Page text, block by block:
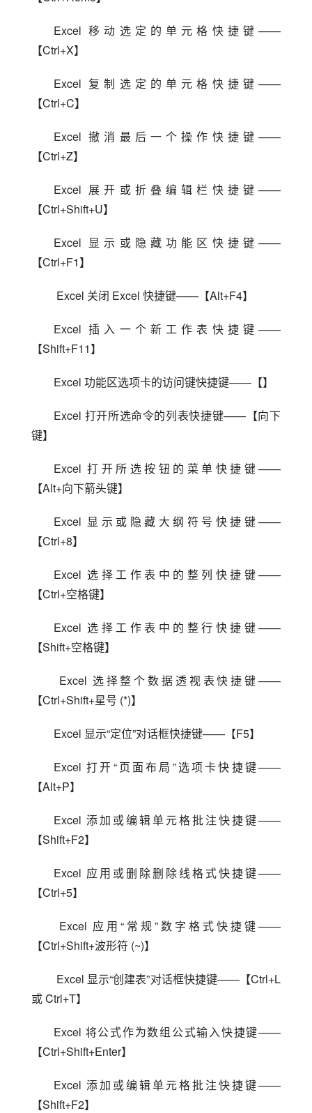
Excel 移动选定的单元格快捷键——
【Ctrl+X】
Excel 复制选定的单元格快捷键——
【Ctrl+C】
Excel 撤消最后一个操作快捷键——
【Ctrl+Z】
Excel 展开或折叠编辑栏快捷键——
【Ctrl+Shift+U】
Excel 显示或隐藏功能区快捷键——
【Ctrl+F1】
Excel 关闭 Excel 快捷键——【Alt+F4】
Excel 插入一个新工作表快捷键——
【Shift+F11】
Excel 功能区选项卡的访问键快捷键——【】
Excel 打开所选命令的列表快捷键——【向下
键】
Excel 打开所选按钮的菜单快捷键——
【Alt+向下箭头键】
Excel 显示或隐藏大纲符号快捷键——
【Ctrl+8】
Excel 选择工作表中的整列快捷键——
【Ctrl+空格键】
Excel 选择工作表中的整行快捷键——
【Shift+空格键】
【Ctrl+Shift+星号 (*)】
Excel 显示“定位”对话框快捷键——【F5】
Excel 打开“页面布局”选项卡快捷键——
【Alt+P】
Excel 添加或编辑单元格批注快捷键——
【Shift+F2】
Excel 应用或删除删除线格式快捷键——
【Ctrl+5】
【Ctrl+Shift+波形符 (~)】
或 Ctrl+T】
Excel 将公式作为数组公式输入快捷键——
【Ctrl+Shift+Enter】
Excel 添加或编辑单元格批注快捷键——
【Shift+F2】